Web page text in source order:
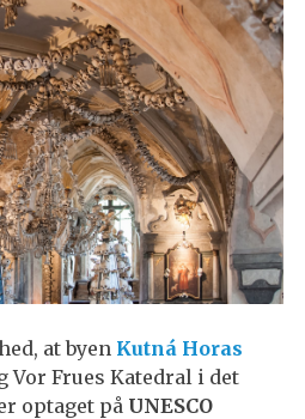
at byen Kutná Horas
Frues Katedral i det
optaget på UNESCO